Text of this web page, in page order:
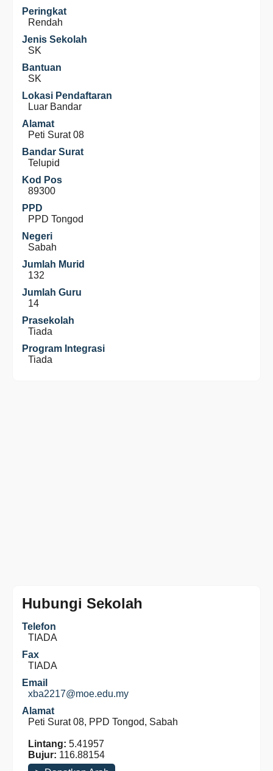
Peringkat
Rendah
Jenis Sekolah
SK
Bantuan
SK
Lokasi Pendaftaran
Luar Bandar
Alamat
Peti Surat 08
Bandar Surat
Telupid
Kod Pos
89300
PPD
PPD Tongod
Negeri
Sabah
Jumlah Murid
132
Jumlah Guru
14
Prasekolah
Tiada
Program Integrasi
Tiada
Hubungi Sekolah
Telefon
TIADA
Fax
TIADA
Email
xba2217@moe.edu.my
Alamat
Peti Surat 08, PPD Tongod, Sabah
Lintang: 5.41957
Bujur: 116.88154